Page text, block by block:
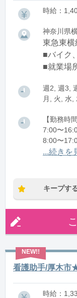
時給：
神奈川県
東急東横
■バイク
■就業場
週2, 週3,
月, 火, 水,
【勤務時
7:00〜
8:00〜
12:00〜
...続きを
キープす
看護助手/厚木市
時給：